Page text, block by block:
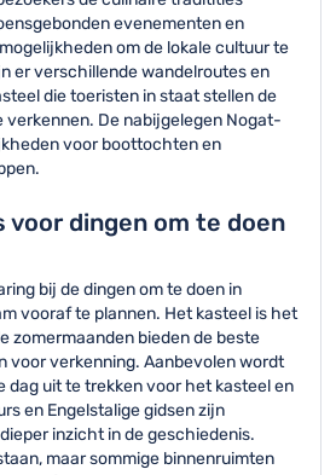
evenementen en
om de lokale cultuur te
er verschillende wandelroutes en
die toeristen in staat stellen de
De nabijgelegen Nogat-
voor boottochten en
dingen om te doen
bij de dingen om te doen in
vooraf te plannen. Het kasteel is het
zomermaanden bieden de beste
voor verkenning. Aanbevolen wordt
dag uit te trekken voor het kasteel en
en Engelstalige gidsen zijn
inzicht in de geschiedenis.
maar sommige binnenruimten